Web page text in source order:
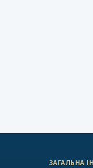
ЗАГАЛЬНА